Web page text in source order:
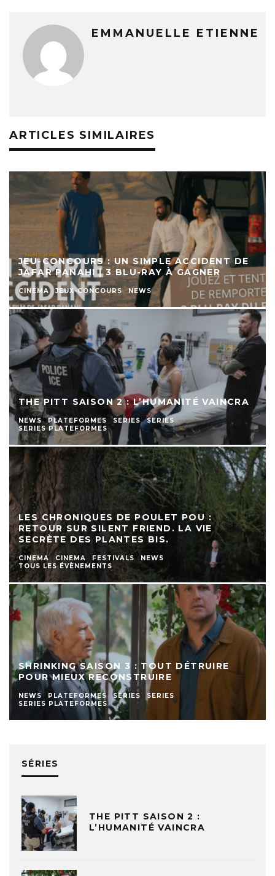
EMMANUELLE ETIENNE
ARTICLES SIMILAIRES
JEU-CONCOURS : UN SIMPLE ACCIDENT DE
JAFAR PANAHI | 3 BLU-RAY À GAGNER
CINEMA JEUX-CONCOURS NEWS
THE PITT SAISON 2 : L’HUMANITÉ VAINCRA
NEWS PLATEFORMES SERIES
SERIES
SERIES PLATEFORMES
LES CHRONIQUES DE POULET POU :
RETOUR SUR SILENT FRIEND. LA VIE
SECRÈTE DES PLANTES BIS.
CINEMA CINEMA FESTIVALS
NEWS
TOUS LES ÉVÈNEMENTS
SHRINKING SAISON 3 : TOUT DÉTRUIRE
POUR MIEUX RECONSTRUIRE
NEWS PLATEFORMES SERIES
SERIES
SERIES PLATEFORMES
SÉRIES
THE PITT SAISON 2 :
L’HUMANITÉ VAINCRA